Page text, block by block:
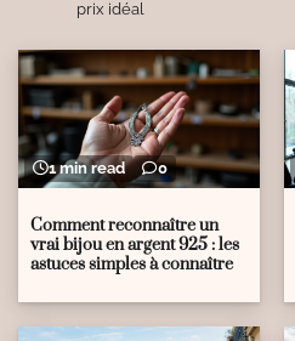
prix idéal
1 min read 0
Comment reconnaître un
vrai bijou en argent 925 : les
astuces simples à connaître